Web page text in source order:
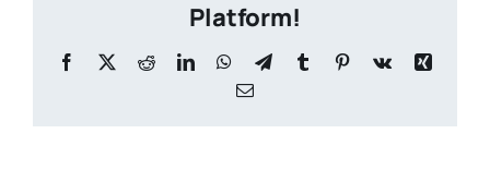
Platform!
Facebook
X RedditLinkedInWhatsApp
TelegramTumblr Pinterest
Vk
Xing
Correo